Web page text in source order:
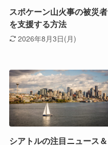
スポケーン山火事の被災者
を支援する方法
2026年8月3日(月)
シアトルの注目ニュース＆